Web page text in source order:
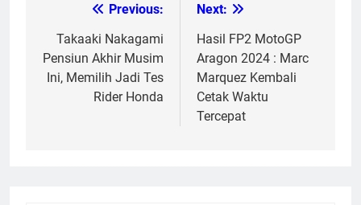
navigation
Previous:
Takaaki Nakagami
Pensiun Akhir Musim
Ini, Memilih Jadi Tes
Rider Honda
Next:
Hasil FP2 MotoGP
Aragon 2024 : Marc
Marquez Kembali
Cetak Waktu
Tercepat